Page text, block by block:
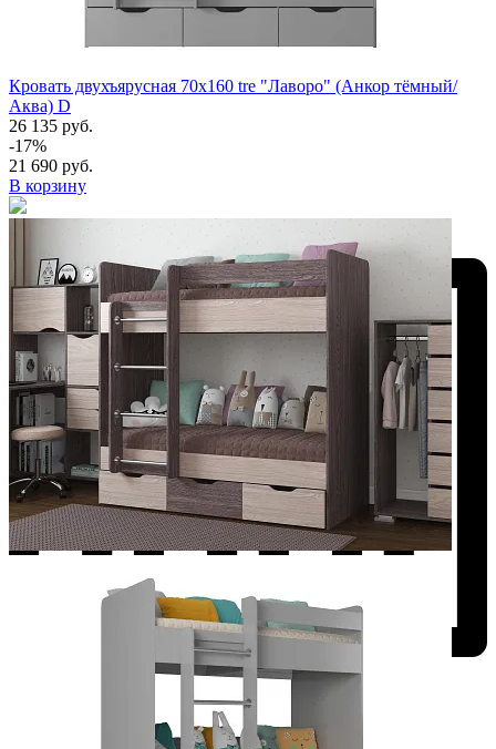
Кровать двухъярусная 70х160 tre "Лаворо" (Анкор тёмный/
Аква) D
26 135 руб.
-17%
21 690 руб.
В корзину